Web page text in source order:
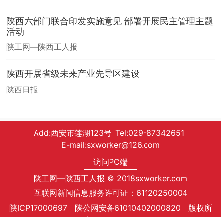
陕西六部门联合印发实施意见 部署开展民主管理主题
活动
陕工网—陕西工人报
陕西开展省级未来产业先导区建设
陕西日报
Add:西安市莲湖123号 Tel:029-87342651
E-mail:sxworker@126.com
访问PC端
陕工网—陕西工人报 © 2018sxworker.com
互联网新闻信息服务许可证：61120250004
陕ICP17000697 陕公网安备61010402000820 版权所